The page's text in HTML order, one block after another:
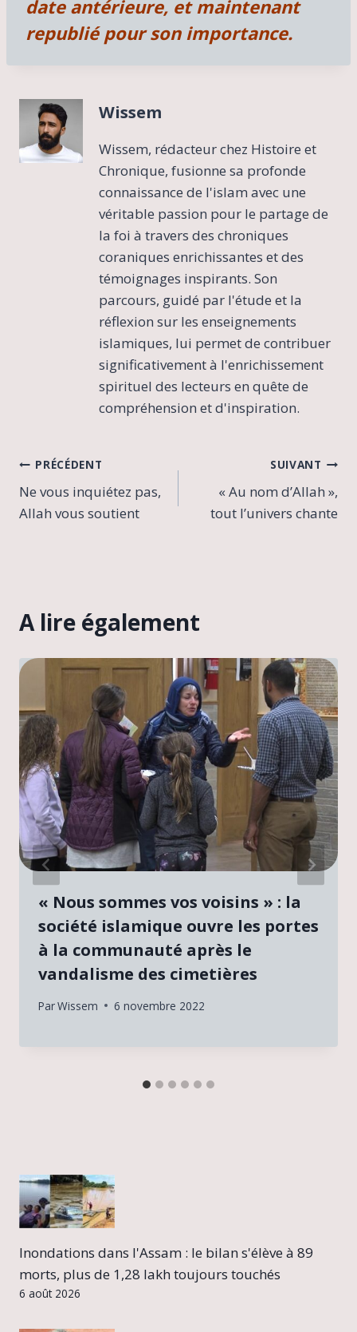
h
a
u
e
m
p
é
p
r
e
c
u
date antérieure, et maintenant
republié pour son importance.
Wissem
Wissem, rédacteur chez Histoire et
Chronique, fusionne sa profonde
connaissance de l'islam avec une
véritable passion pour le partage de
la foi à travers des chroniques
coraniques enrichissantes et des
témoignages inspirants. Son
parcours, guidé par l'étude et la
réflexion sur les enseignements
islamiques, lui permet de contribuer
significativement à l'enrichissement
spirituel des lecteurs en quête de
compréhension et d'inspiration.
Navigation
de
PRÉCÉDENT
Ne vous inquiétez pas,
Allah vous soutient
SUIVANT
« Au nom d’Allah »,
tout l’univers chante
A lire également
« Nous sommes vos voisins » : la
société islamique ouvre les portes
à la communauté après le
vandalisme des cimetières
ParWissem 6 novembre 2022
Inondations dans l'Assam : le bilan s'élève à 89
morts, plus de 1,28 lakh toujours touchés
6 août 2026